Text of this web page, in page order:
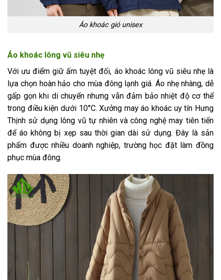
Áo khoác gió unisex
Áo khoác lông vũ siêu nhẹ
Với ưu điểm giữ ấm tuyệt đối, áo khoác lông vũ siêu nhẹ là
lựa chọn hoàn hảo cho mùa đông lạnh giá. Áo nhẹ nhàng, dễ
gấp gọn khi di chuyển nhưng vẫn đảm bảo nhiệt độ cơ thể
trong điều kiện dưới 10°C. Xưởng may áo khoác uy tín Hưng
Thịnh sử dụng lông vũ tự nhiên và công nghệ may tiên tiến
để áo không bị xẹp sau thời gian dài sử dụng. Đây là sản
phẩm được nhiều doanh nghiệp, trường học đặt làm đồng
phục mùa đông.